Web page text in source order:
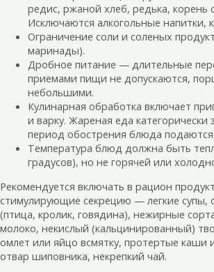
редис, ржаной хлеб, редька, корень
Исключаются алкогольные напитки,
Ограничение соли и соленых
маринады).
Дробное питание — длительные
приемами пищи не допускаются,
небольшими.
Кулинарная обработка включает
и варку. Жареная еда категорически
период обострения блюда
Температура блюд должна быть
градусов), но не горячей или
Рекомендуется включать в рацион
стимулирующие секрецию — легкие супы,
(птица, кролик, говядина), нежирные
молоко, некислый (кальцинированный)
омлет или яйцо всмятку, протертые каши
отвар шиповника, некрепкий чай.